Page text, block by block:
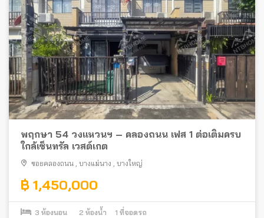
พฤกษา 54 วงแหวนฯ – คลองถนน เฟส 1 ต่อเติมครบ
ใกล้เซ็นทรัล เวสต์เกต
ซอยคลองถนน , บางแม่นาง , บางใหญ่
฿ 1,450,000
3 ห้องนอน 2 ห้องน้ำ 1 ที่จอดรถ